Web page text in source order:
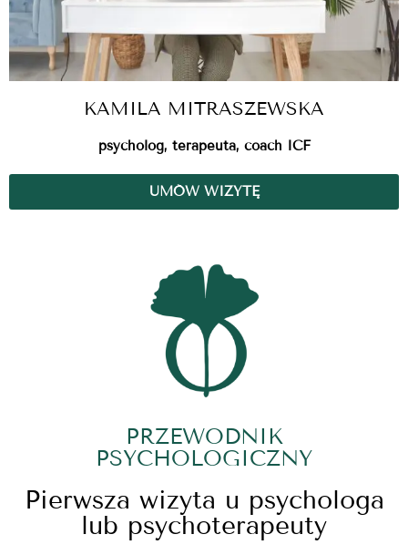
KAMILA MITRASZEWSKA
psycholog, terapeuta, coach ICF
UMÓW WIZYTĘ
PRZEWODNIK
PSYCHOLOGICZNY
Pierwsza wizyta u psychologa
lub psychoterapeuty